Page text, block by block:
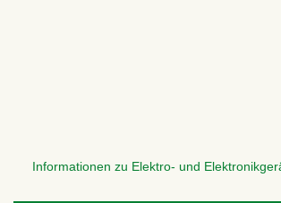
Informationen zu Elektro- und